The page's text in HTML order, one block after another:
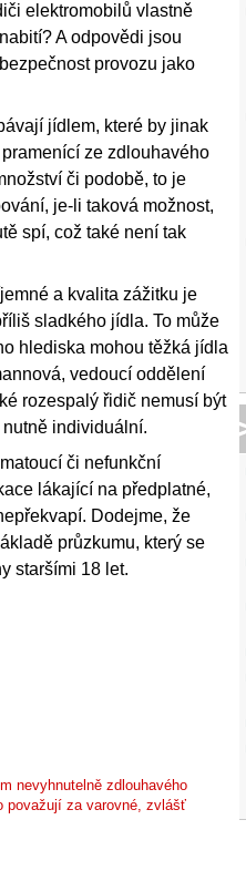
elektromobilů vlastně
A odpovědi jsou
provozu jako
jídlem, které by jinak
ze zdlouhavého
či podobě, to je
je-li taková možnost,
spí, což také není tak
a kvalita zážitku je
sladkého jídla. To může
hlediska mohou těžká jídla
vedoucí oddělení
rozespalý řidič nemusí být
individuální.
či nefunkční
lákající na předplatné,
Dodejme, že
průzkumu, který se
staršími 18 let.
nevyhnutelně zdlouhavého
považují za varovné, zvlášť